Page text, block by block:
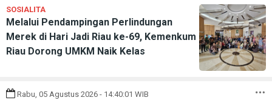
SOSIALITA
Melalui Pendampingan Perlindungan
Merek di Hari Jadi Riau ke-69, Kemenkum
Riau Dorong UMKM Naik Kelas
Rabu, 05 Agustus 2026 - 14:40:01 WIB